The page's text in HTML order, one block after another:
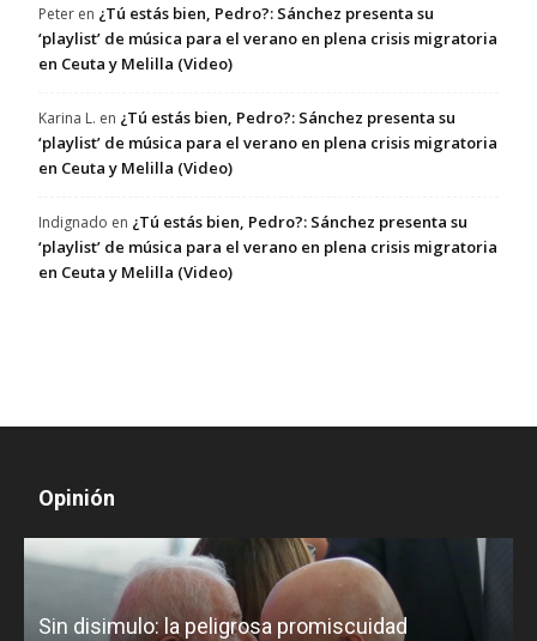
Peter en ¿Tú estás bien, Pedro?: Sánchez presenta su
‘playlist’ de música para el verano en plena crisis migratoria
en Ceuta y Melilla (Video)
Karina L. en ¿Tú estás bien, Pedro?: Sánchez presenta su
‘playlist’ de música para el verano en plena crisis migratoria
en Ceuta y Melilla (Video)
Indignado en ¿Tú estás bien, Pedro?: Sánchez presenta su
‘playlist’ de música para el verano en plena crisis migratoria
en Ceuta y Melilla (Video)
Opinión
Sin disimulo: la peligrosa promiscuidad